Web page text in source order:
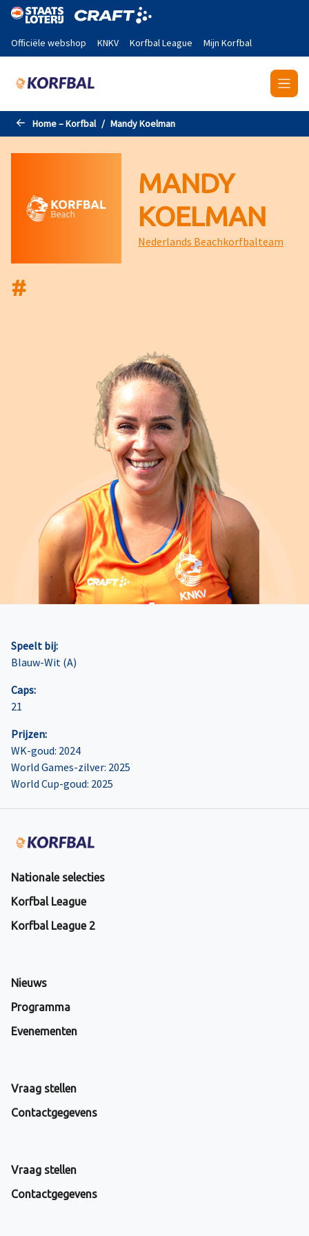
Naar de hoofdinhoud gaan
Officiële webshop KNKV Korfbal League Mijn Korfbal
Home – Korfbal Mandy Koelman
MANDY
KOELMAN
Nederlands Beachkorfbalteam
#
Speelt bij:
Blauw-Wit (A)
Caps:
21
Prijzen:
WK-goud: 2024
World Games-zilver: 2025
World Cup-goud: 2025
Nationale selecties
Korfbal League
Korfbal League 2
Nieuws
Programma
Evenementen
Vraag stellen
Contactgegevens
Vraag stellen
Contactgegevens